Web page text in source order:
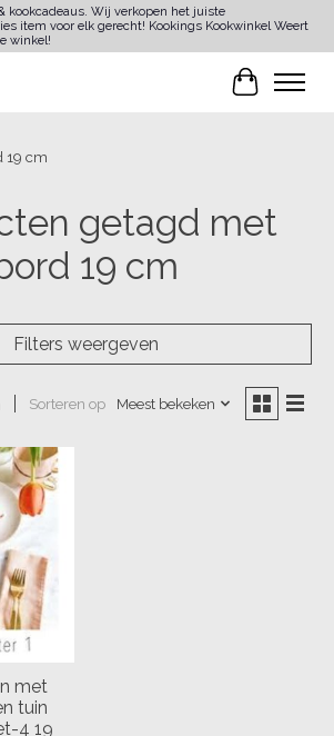
kookcadeaus. Wij verkopen het juiste
item voor elk gerecht! Kookings Kookwinkel Weert
winkel!
19 cm
getagd met
19 cm
Filters weergeven
Sorteren op Meest bekeken
met
tuin
4 19